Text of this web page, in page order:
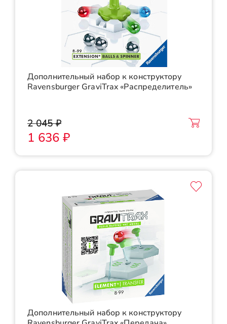
Дополнительный набор к конструктору
Ravensburger GraviTrax «Распределитель»
2 045 ₽
1 636 ₽
Дополнительный набор к конструктору